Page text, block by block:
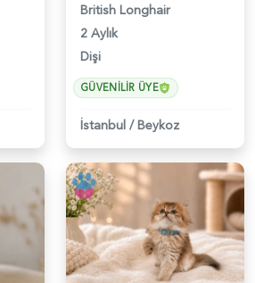
British Longhair
2 Aylık
Dişi
GÜVENILIR ÜYE
İstanbul /Beykoz